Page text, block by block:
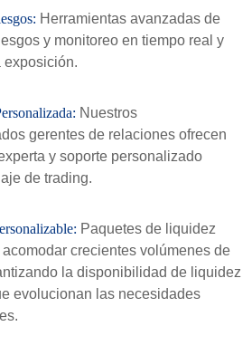
Herramientas avanzadas de
y monitoreo en tiempo real y
exposición.
Nuestros
gerentes de relaciones ofrecen
y soporte personalizado
de trading.
Paquetes de liquidez
crecientes volúmenes de
la disponibilidad de liquidez
evolucionan las necesidades